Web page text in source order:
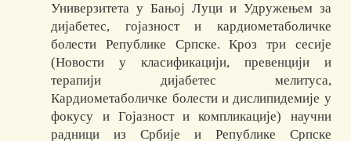
Универзитета у Бањој Луци и Удружењем за
дијабетес, гојазност и кардиометаболичке
болести Републике Српске. Кроз три сесије
(Новости у класификацији, превенцији и
терапији дијабетес мелитуса,
Кардиометаболичке болести и дислипидемије у
фокусу и Гојазност и компликације) научни
радници из Србије и Републике Српске